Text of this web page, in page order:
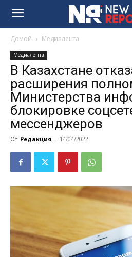
Домой Медиалента
Медиалента
В Казахстане
расширения
Министерства
блокировке
мессенджеров
От Редакция - 14/04/2022